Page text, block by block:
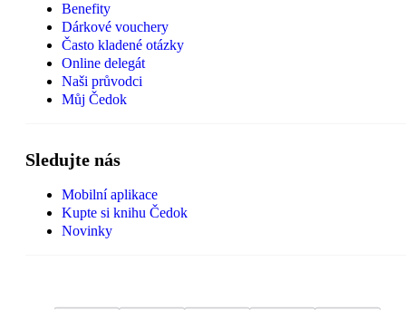
Benefity
Dárkové vouchery
Často kladené otázky
Online delegát
Naši průvodci
Můj Čedok
Sledujte nás
Mobilní aplikace
Kupte si knihu Čedok
Novinky